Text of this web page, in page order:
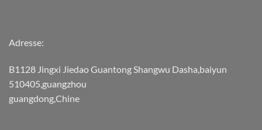
Adresse:
B1128 Jingxi Jiedao Guantong Shangwu Dasha,baiyun
510405,guangzhou
guangdong,Chine